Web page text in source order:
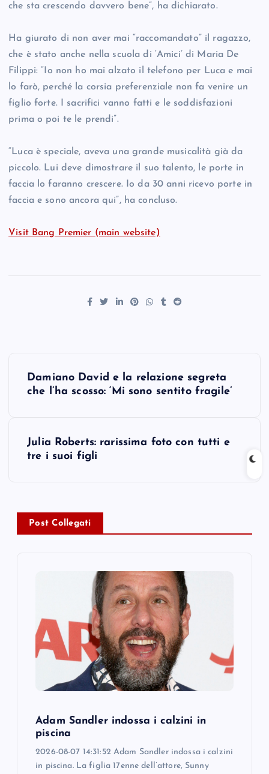
che sta crescendo davvero bene”, ha dichiarato.
Ha giurato di non aver mai “raccomandato” il ragazzo,
che è stato anche nella scuola di ‘Amici’ di Maria De
Filippi: “Io non ho mai alzato il telefono per Luca e mai
lo farò, perché la corsia preferenziale non fa venire un
figlio forte. I sacrifici vanno fatti e le soddisfazioni
prima o poi te le prendi”.
“Luca è speciale, aveva una grande musicalità già da
piccolo. Lui deve dimostrare il suo talento, le porte in
faccia lo faranno crescere. Io da 30 anni ricevo porte in
faccia e sono ancora qui”, ha concluso.
Visit Bang Premier (main website)
a
v
Damiano David e la relazione segreta
che l’ha scosso: ‘Mi sono sentito fragile’
Julia Roberts: rarissima foto con tutti e
tre i suoi figli
Post Collegati
Adam Sandler indossa i calzini in
piscina
2026-08-07 14:31:52 Adam Sandler indossa i calzini
in piscina. La figlia 17enne dell’attore, Sunny